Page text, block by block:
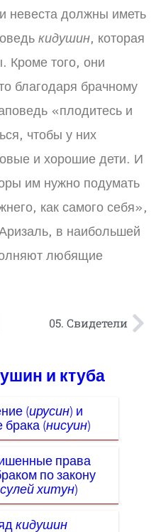
невеста должны иметь
кидушин, которая
Кроме того, они
благодаря брачному
«плодитесь и
чтобы у них
и хорошие дети. И
им нужно подумать
как самого себя»,
в наибольшей
любящие
05. Свидетели
и ктуба
(ирусин) и
брака (нисуин)
права
по закону
хитун)
кидушин